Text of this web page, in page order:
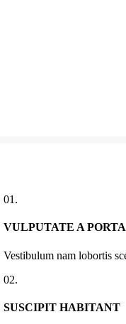
01.
VULPUTATE A PORTA
Vestibulum nam lobortis
02.
SUSCIPIT HABITANT